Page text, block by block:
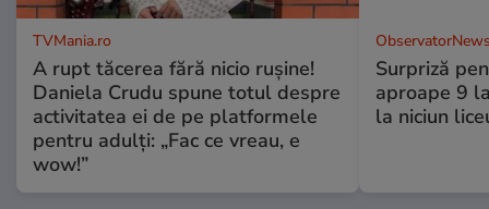
TVMania.ro
A rupt tăcerea fără nicio rușine!
Daniela Crudu spune totul despre
activitatea ei de pe platformele
pentru adulți: „Fac ce vreau, e
wow!”
Surpriză
aproape 9
la niciun